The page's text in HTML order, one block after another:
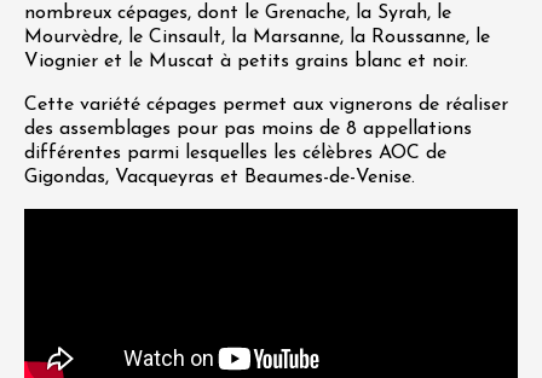
nombreux cépages, dont le Grenache, la Syrah, le
Mourvèdre, le Cinsault, la Marsanne, la Roussanne, le
Viognier et le Muscat à petits grains blanc et noir.
Cette variété cépages permet aux vignerons de réaliser
des assemblages pour pas moins de 8 appellations
différentes parmi lesquelles les célèbres AOC de
Gigondas, Vacqueyras et Beaumes-de-Venise.